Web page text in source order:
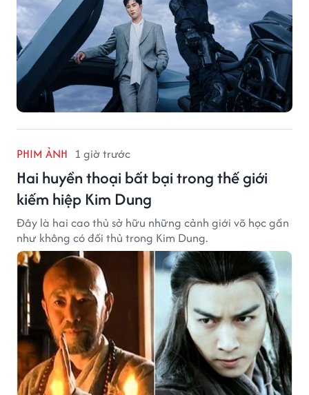
PHIM ẢNH 1 giờ trước
Hai huyền thoại bất bại trong thế giới
kiếm hiệp Kim Dung
Đây là hai cao thủ sở hữu những cảnh giới võ học gần
như không có đối thủ trong Kim Dung.